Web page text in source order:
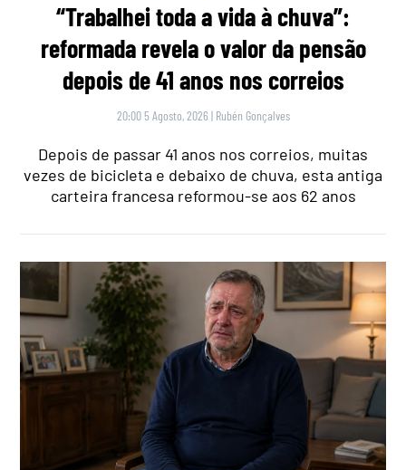
“Trabalhei toda a vida à chuva”:
reformada revela o valor da pensão
depois de 41 anos nos correios
20:00 5 Agosto, 2026 | Rubén Gonçalves
Depois de passar 41 anos nos correios, muitas
vezes de bicicleta e debaixo de chuva, esta antiga
carteira francesa reformou-se aos 62 anos